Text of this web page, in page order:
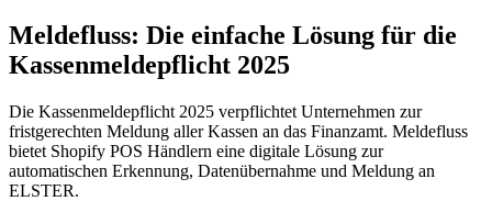
Meldefluss: Die einfache Lösung für die
Kassenmeldepflicht 2025
Die Kassenmeldepflicht 2025 verpflichtet Unternehmen zur
fristgerechten Meldung aller Kassen an das Finanzamt. Meldefluss
bietet Shopify POS Händlern eine digitale Lösung zur
automatischen Erkennung, Datenübernahme und Meldung an
ELSTER.